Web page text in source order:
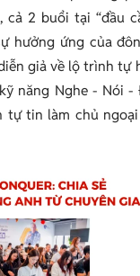
2 buổi tại “đầu
hưởng ứng của
giả về lộ trình tự
năng Nghe - Nói -
tự tin làm chủ